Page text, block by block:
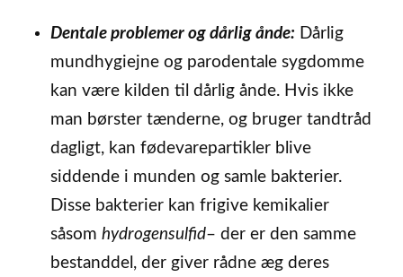
Dentale problemer og dårlig ånde: Dårlig
mundhygiejne og parodentale sygdomme
kan være kilden til dårlig ånde. Hvis ikke
man børster tænderne, og bruger tandtråd
dagligt, kan fødevarepartikler blive
siddende i munden og samle bakterier.
Disse bakterier kan frigive kemikalier
såsom hydrogensulfid– der er den samme
bestanddel, der giver rådne æg deres